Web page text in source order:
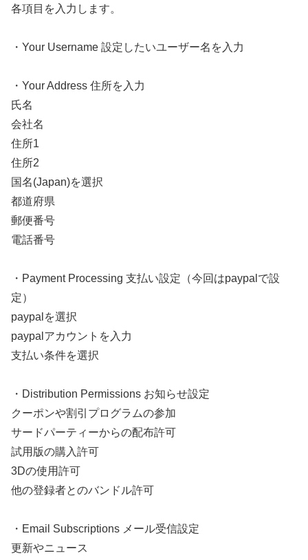
各項目を入力します。
・Your Username 設定したいユーザー名を入力
・Your Address 住所を入力
氏名
会社名
住所1
住所2
国名(Japan)を選択
都道府県
郵便番号
電話番号
・Payment Processing 支払い設定（今回はpaypalで設
定）
paypalを選択
paypalアカウントを入力
支払い条件を選択
・Distribution Permissions お知らせ設定
クーポンや割引プログラムの参加
サードパーティーからの配布許可
試用版の購入許可
3Dの使用許可
他の登録者とのバンドル許可
・Email Subscriptions メール受信設定
更新やニュース